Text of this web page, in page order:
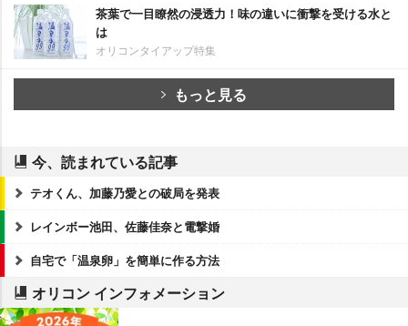
茶葉で一目瞭然の浸透力！味の違いに衝撃を受ける水と
は
オリコンタイアップ特集
もっと見る
今、読まれている記事
テオくん、加藤乃愛との破局を発表
レインボー池田、佐藤佳奈と電撃婚
自宅で「温泉卵」を簡単に作る方法
オリコン インフォメーション